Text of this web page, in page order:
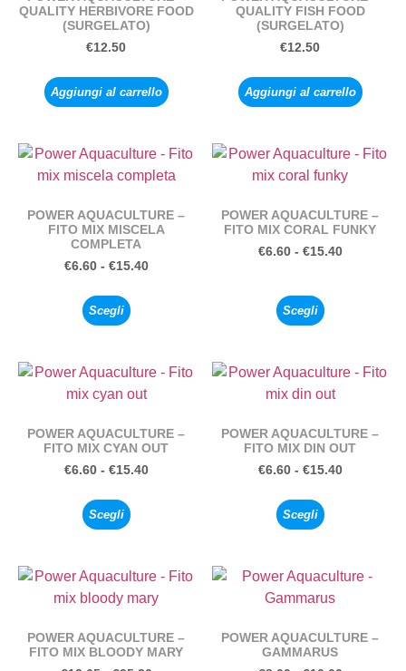
QUALITY HERBIVORE FOOD
(SURGELATO)
€12.50
Aggiungi al carrello
QUALITY FISH FOOD
(SURGELATO)
€12.50
Aggiungi al carrello
POWER AQUACULTURE –
FITO MIX MISCELA
COMPLETA
€6.60 - €15.40
Scegli
POWER AQUACULTURE –
FITO MIX CORAL FUNKY
€6.60 - €15.40
Scegli
POWER AQUACULTURE –
FITO MIX CYAN OUT
€6.60 - €15.40
Scegli
POWER AQUACULTURE –
FITO MIX DIN OUT
€6.60 - €15.40
Scegli
POWER AQUACULTURE –
FITO MIX BLOODY MARY
POWER AQUACULTURE –
GAMMARUS